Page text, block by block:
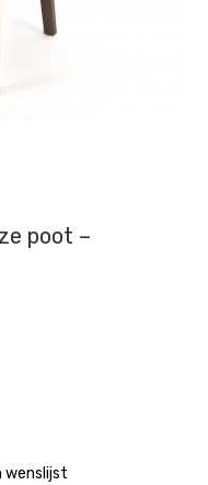
poot –
wenslijst